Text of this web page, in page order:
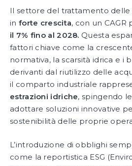
Il settore del trattamento delle
in forte crescita, con un CAGR
il 7% fino al 2028. Questa
fattori chiave come la
normativa, la scarsità idrica e i
derivanti dal riutilizzo delle
il comparto industriale
estrazioni idriche, spingendo
adottare soluzioni innovative
sostenibilità delle proprie
L’introduzione di obblighi
come la reportistica ESG